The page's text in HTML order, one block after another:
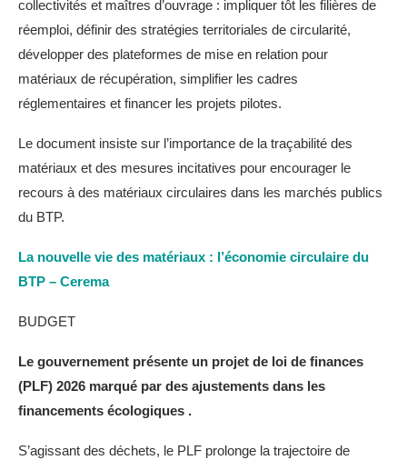
collectivités et maîtres d’ouvrage : impliquer tôt les filières de
réemploi, définir des stratégies territoriales de circularité,
développer des plateformes de mise en relation pour
matériaux de récupération, simplifier les cadres
réglementaires et financer les projets pilotes.
Le document insiste sur l’importance de la traçabilité des
matériaux et des mesures incitatives pour encourager le
recours à des matériaux circulaires dans les marchés publics
du BTP.
La nouvelle vie des matériaux : l’économie circulaire du
BTP – Cerema
BUDGET
Le gouvernement présente un projet de loi de finances
(PLF) 2026 marqué par des ajustements dans les
financements écologiques .
S’agissant des déchets, le PLF prolonge la trajectoire de